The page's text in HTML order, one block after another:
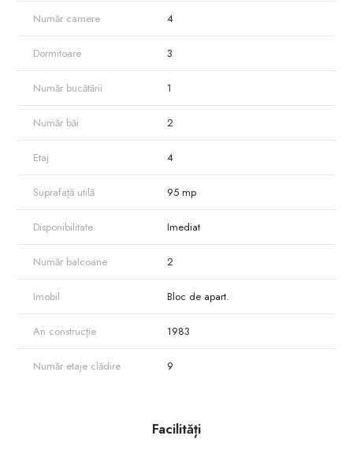
Parcul Valea Trandafirilor la doar 5 minute.
Finisaje și dotări:
Design interior modern cu accente retro
Mobilat complet
Tehnică electrocasnică inclusă
Gata de mutat – fără investiții suplimentare.
Acest apartament oferă: spațiu – lumină – liniște – natură.
Număr camere 4
Dormitoare 3
Număr bucătării 1
Număr băi 2
Etaj 4
Suprafață utilă 95 mp
Disponibilitate Imediat
Număr balcoane 2
Imobil Bloc de apart.
An construcție 1983
Număr etaje clădire 9
Facilități